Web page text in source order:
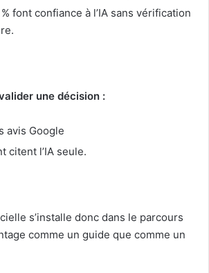
font confiance à l’IA sans vérification
une décision :
avis Google
citent l’IA seule.
s’installe donc dans le parcours
comme un guide que comme un